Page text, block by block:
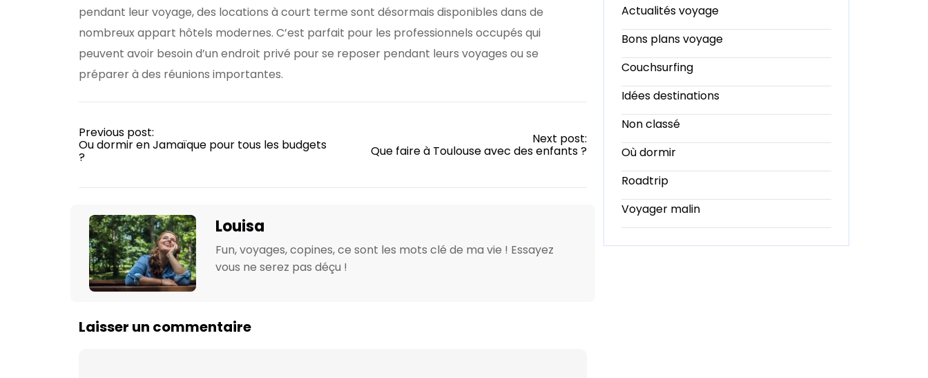
pendant leur voyage, des locations à court terme sont désormais disponibles dans de
nombreux appart hôtels modernes. C’est parfait pour les professionnels occupés qui
peuvent avoir besoin d’un endroit privé pour se reposer pendant leurs voyages ou se
préparer à des réunions importantes.
Previous post:
Ou dormir en Jamaïque pour tous les budgets
?
Next post:
Que faire à Toulouse avec des enfants ?
Louisa
Fun, voyages, copines, ce sont les mots clé de ma vie ! Essayez
vous ne serez pas déçu !
Laisser un commentaire
Actualités voyage
Bons plans voyage
Couchsurfing
Idées destinations
Non classé
Où dormir
Roadtrip
Voyager malin